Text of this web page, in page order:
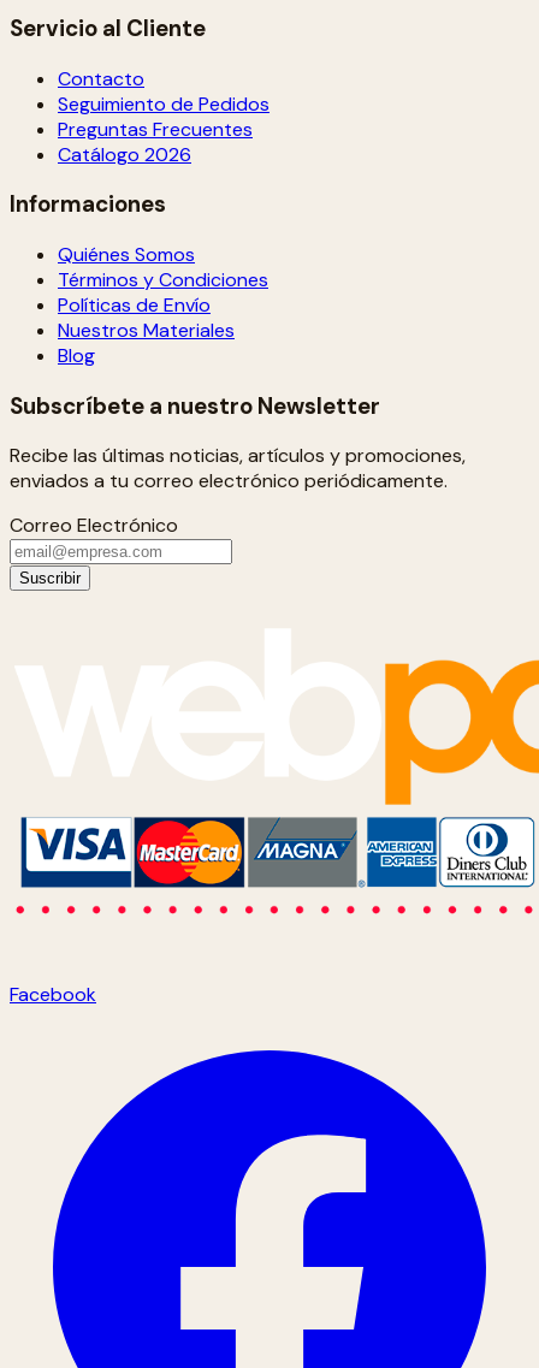
Servicio al Cliente
Contacto
Seguimiento de Pedidos
Preguntas Frecuentes
Catálogo 2026
Informaciones
Quiénes Somos
Términos y Condiciones
Políticas de Envío
Nuestros Materiales
Blog
Subscríbete a nuestro Newsletter
Recibe las últimas noticias, artículos y promociones,
enviados a tu correo electrónico periódicamente.
Correo Electrónico
Suscribir
Facebook